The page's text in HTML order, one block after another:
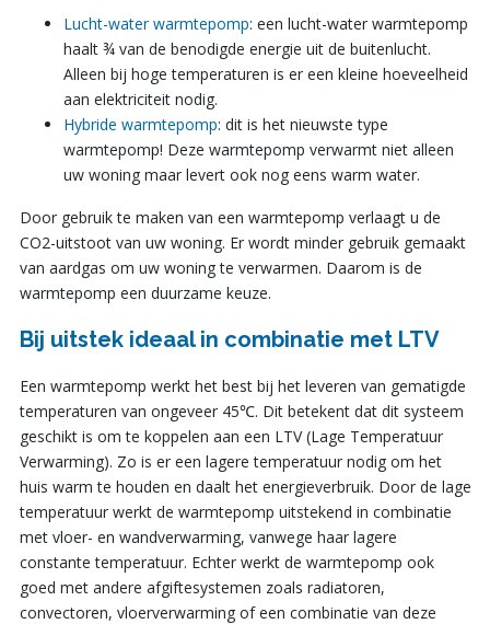
Lucht-water warmtepomp: een lucht-water warmtepomp
haalt ¾ van de benodigde energie uit de buitenlucht.
Alleen bij hoge temperaturen is er een kleine hoeveelheid
aan elektriciteit nodig.
Hybride warmtepomp: dit is het nieuwste type
warmtepomp! Deze warmtepomp verwarmt niet alleen
uw woning maar levert ook nog eens warm water.
Door gebruik te maken van een warmtepomp verlaagt u de
CO2-uitstoot van uw woning. Er wordt minder gebruik gemaakt
van aardgas om uw woning te verwarmen. Daarom is de
warmtepomp een duurzame keuze.
Bij uitstek ideaal in combinatie met LTV
Een warmtepomp werkt het best bij het leveren van gematigde
temperaturen van ongeveer 45℃. Dit betekent dat dit systeem
geschikt is om te koppelen aan een LTV (Lage Temperatuur
Verwarming). Zo is er een lagere temperatuur nodig om het
huis warm te houden en daalt het energieverbruik. Door de lage
temperatuur werkt de warmtepomp uitstekend in combinatie
met vloer- en wandverwarming, vanwege haar lagere
constante temperatuur. Echter werkt de warmtepomp ook
goed met andere afgiftesystemen zoals radiatoren,
convectoren, vloerverwarming of een combinatie van deze